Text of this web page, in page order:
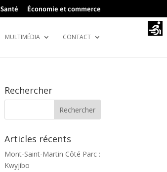
Santé Économie et commerce
MULTIMÉDIA CONTACT
Rechercher
Articles récents
Mont-Saint-Martin Côté Parc :
Kwyjibo